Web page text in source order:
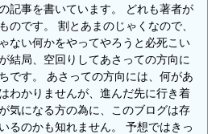
記事を書いています。 どれも著者が
のです。 割とあまのじゃくなので、
ない何かをやってやろうと必死こい
結局、空回りしてあさっての方向に
です。 あさっての方向には、何があ
わかりませんが、進んだ先に行き着
気になる方の為に、このブログは存
るのかも知れません。 予想ではきっ